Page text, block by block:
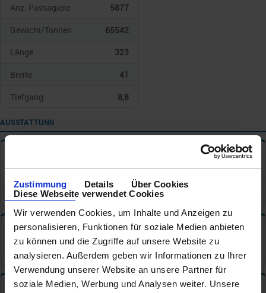
Zustimmung Details
Über Cookies
Diese Webseite verwendet Cookies
Wir verwenden Cookies, um Inhalte und Anzeigen zu
personalisieren, Funktionen für soziale Medien anbieten
zu können und die Zugriffe auf unsere Website zu
analysieren. Außerdem geben wir Informationen zu Ihrer
Verwendung unserer Website an unsere Partner für
soziale Medien, Werbung und Analysen weiter. Unsere
Anz. Passagiere
5877
Gewicht/Tonnen
65542
Länge
323
Breite
41
Tiefgang
8,8
AUSSTATTUNG
Reisepass
✦Tischzeiten
Hauptrestaurant: Feste Tischzeit
✦Bars und Cafe s